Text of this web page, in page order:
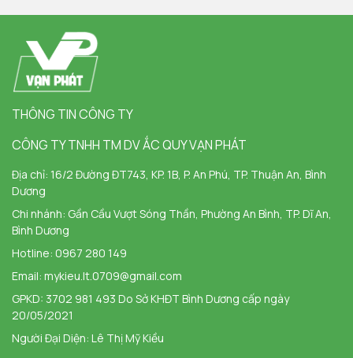
THÔNG TIN CÔNG TY
CÔNG TY TNHH TM DV ẮC QUY VẠN PHÁT
Địa chỉ: 16/2 Đường ĐT743, KP. 1B, P. An Phú, TP. Thuận An, Bình
Dương
Chi nhánh: Gần Cầu Vượt Sóng Thần, Phường An Bình, TP. Dĩ An,
Bình Dương
Hotline: 0967 280 149
Email: mykieu.lt.0709@gmail.com
GPKD: 3702 981 493 Do Sở KHĐT Bình Dương cấp ngày
20/05/2021
Người Đại Diện: Lê Thị Mỹ Kiều